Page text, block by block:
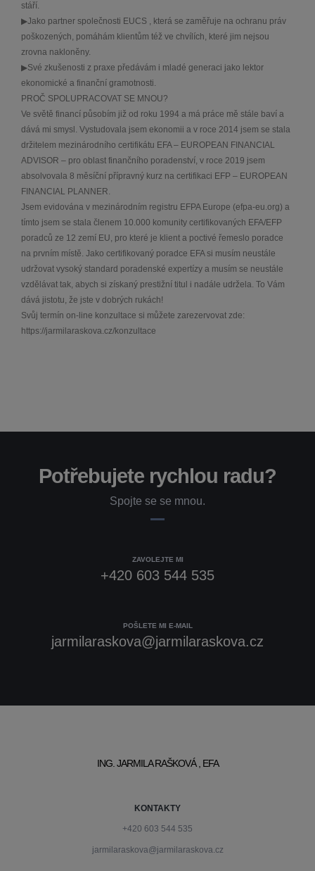
stáří.
▶Jako partner společnosti EUCS , která se zaměřuje na ochranu práv
poškozených, pomáhám klientům též ve chvílích, které jim nejsou
zrovna nakloněny.
▶Své zkušenosti z praxe předávám i mladé generaci jako lektor
ekonomické a finanční gramotnosti.
PROČ SPOLUPRACOVAT SE MNOU?
Ve světě financí působím již od roku 1994 a má práce mě stále baví a
dává mi smysl. Vystudovala jsem ekonomii a v roce 2014 jsem se stala
držitelem mezinárodního certifikátu EFA – EUROPEAN FINANCIAL
ADVISOR – pro oblast finančního poradenství, v roce 2019 jsem
absolvovala 8 měsíční přípravný kurz na certifikaci EFP – EUROPEAN
FINANCIAL PLANNER.
Jsem evidována v mezinárodním registru EFPA Europe (efpa-eu.org) a
tímto jsem se stala členem 10.000 komunity certifikovaných EFA/EFP
poradců ze 12 zemí EU, pro které je klient a poctivé řemeslo poradce
na prvním místě. Jako certifikovaný poradce EFA si musím neustále
udržovat vysoký standard poradenské expertízy a musím se neustále
vzdělávat tak, abych si získaný prestižní titul i nadále udržela. To Vám
dává jistotu, že jste v dobrých rukách!
Svůj termín on-line konzultace si můžete zarezervovat zde:
https://jarmilaraskova.cz/konzultace
Potřebujete rychlou radu?
Spojte se se mnou.
ZAVOLEJTE MI
+420 603 544 535
POŠLETE MI E-MAIL
jarmilaraskova@jarmilaraskova.cz
ING. JARMILA RAŠKOVÁ , EFA
KONTAKTY
+420 603 544 535
jarmilaraskova@jarmilaraskova.cz